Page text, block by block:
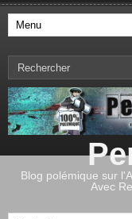
Blog polémique sur
Avec